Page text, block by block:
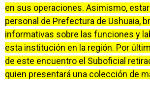
en sus operaciones. Asimismo,
personal de Prefectura de Ushuaia,
informativas sobre las funciones y
esta institución en la región. Por
de este encuentro el Suboficial
quien presentará una colección de